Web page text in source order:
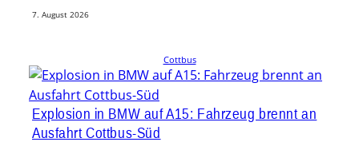
7. August 2026
Cottbus
Explosion in BMW auf A15: Fahrzeug brennt an
Ausfahrt Cottbus-Süd